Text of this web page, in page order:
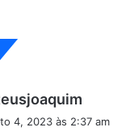
4, 2023 às 2:37 am